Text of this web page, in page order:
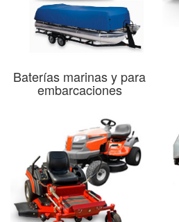
Baterías marinas y para
embarcaciones